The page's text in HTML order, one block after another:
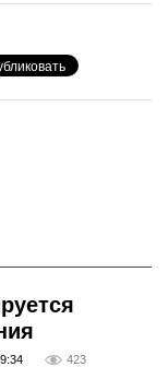
423